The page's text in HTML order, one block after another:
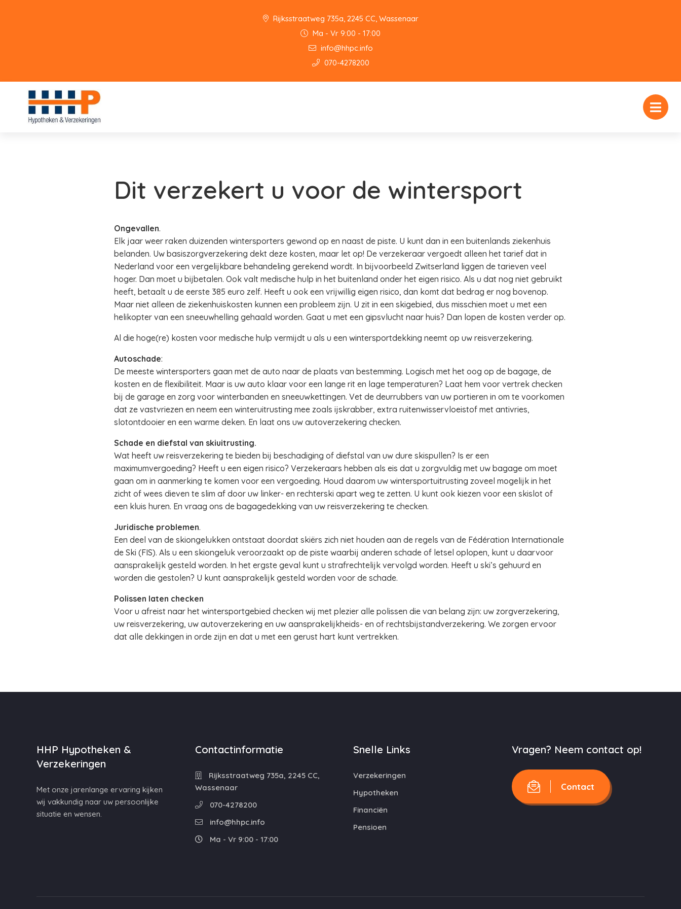
Rijksstraatweg 735a, 2245 CC, Wassenaar
Ma - Vr 9:00 - 17:00
info@hhpc.info
070-4278200
Dit verzekert u voor de wintersport
Ongevallen.
Elk jaar weer raken duizenden wintersporters gewond op en naast de piste. U kunt dan in een buitenlands ziekenhuis
belanden. Uw basiszorgverzekering dekt deze kosten, maar let op! De verzekeraar vergoedt alleen het tarief dat in
Nederland voor een vergelijkbare behandeling gerekend wordt. In bijvoorbeeld Zwitserland liggen de tarieven veel
hoger. Dan moet u bijbetalen. Ook valt medische hulp in het buitenland onder het eigen risico. Als u dat nog niet gebruikt
heeft, betaalt u de eerste 385 euro zelf. Heeft u ook een vrijwillig eigen risico, dan komt dat bedrag er nog bovenop.
Maar niet alleen de ziekenhuiskosten kunnen een probleem zijn. U zit in een skigebied, dus misschien moet u met een
helikopter van een sneeuwhelling gehaald worden. Gaat u met een gipsvlucht naar huis? Dan lopen de kosten verder op.
Al die hoge(re) kosten voor medische hulp vermijdt u als u een wintersportdekking neemt op uw reisverzekering.
Autoschade:
De meeste wintersporters gaan met de auto naar de plaats van bestemming. Logisch met het oog op de bagage, de
kosten en de flexibiliteit. Maar is uw auto klaar voor een lange rit en lage temperaturen? Laat hem voor vertrek checken
bij de garage en zorg voor winterbanden en sneeuwkettingen. Vet de deurrubbers van uw portieren in om te voorkomen
dat ze vastvriezen en neem een winteruitrusting mee zoals ijskrabber, extra ruitenwisservloeistof met antivries,
slotontdooier en een warme deken. En laat ons uw autoverzekering checken.
Schade en diefstal van skiuitrusting.
Wat heeft uw reisverzekering te bieden bij beschadiging of diefstal van uw dure skispullen? Is er een
maximumvergoeding? Heeft u een eigen risico? Verzekeraars hebben als eis dat u zorgvuldig met uw bagage om moet
gaan om in aanmerking te komen voor een vergoeding. Houd daarom uw wintersportuitrusting zoveel mogelijk in het
zicht of wees dieven te slim af door uw linker- en rechterski apart weg te zetten. U kunt ook kiezen voor een skislot of
een kluis huren. En vraag ons de bagagedekking van uw reisverzekering te checken.
Juridische problemen.
Een deel van de skiongelukken ontstaat doordat skiërs zich niet houden aan de regels van de Fédération Internationale
de Ski (FIS). Als u een skiongeluk veroorzaakt op de piste waarbij anderen schade of letsel oplopen, kunt u daarvoor
aansprakelijk gesteld worden. In het ergste geval kunt u strafrechtelijk vervolgd worden. Heeft u ski’s gehuurd en
worden die gestolen? U kunt aansprakelijk gesteld worden voor de schade.
Polissen laten checken
Voor u afreist naar het wintersportgebied checken wij met plezier alle polissen die van belang zijn: uw zorgverzekering,
uw reisverzekering, uw autoverzekering en uw aansprakelijkheids- en of rechtsbijstandverzekering. We zorgen ervoor
dat alle dekkingen in orde zijn en dat u met een gerust hart kunt vertrekken.
HHP Hypotheken &
Verzekeringen
Met onze jarenlange ervaring kijken
wij vakkundig naar uw persoonlijke
situatie en wensen.
Contactinformatie
Rijksstraatweg 735a, 2245 CC,
Wassenaar
070-4278200
info@hhpc.info
Ma - Vr 9:00 - 17:00
Snelle Links
Verzekeringen
Hypotheken
Financiën
Pensioen
Vragen? Neem contact op!
Contact